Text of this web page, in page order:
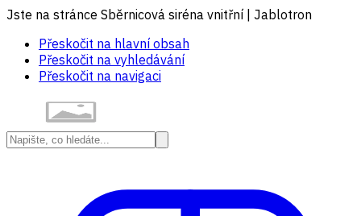
Jste na stránce Sběrnicová siréna vnitřní | Jablotron
Přeskočit na hlavní obsah
Přeskočit na vyhledávání
Přeskočit na navigaci